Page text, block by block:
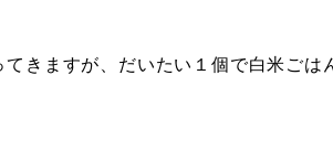
きますが、だいたい１個で白米ごは